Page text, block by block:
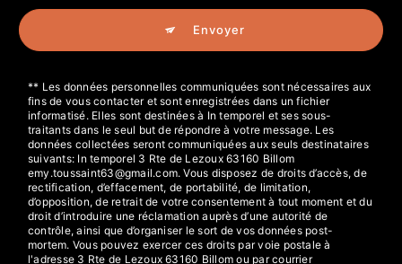
Envoyer
** Les données personnelles communiquées sont nécessaires aux
fins de vous contacter et sont enregistrées dans un fichier
informatisé. Elles sont destinées à In temporel et ses sous-
traitants dans le seul but de répondre à votre message. Les
données collectées seront communiquées aux seuls destinataires
suivants: In temporel 3 Rte de Lezoux 63160 Billom
emy.toussaint63@gmail.com. Vous disposez de droits d’accès, de
rectification, d’effacement, de portabilité, de limitation,
d’opposition, de retrait de votre consentement à tout moment et du
droit d’introduire une réclamation auprès d’une autorité de
contrôle, ainsi que d’organiser le sort de vos données post-
mortem. Vous pouvez exercer ces droits par voie postale à
l'adresse 3 Rte de Lezoux 63160 Billom ou par courrier